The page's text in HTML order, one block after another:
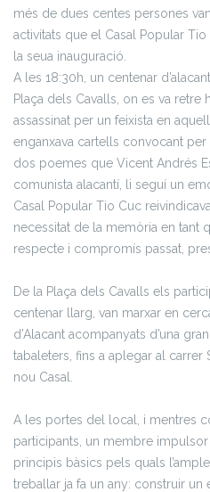
més de dues centes persones
activitats que el Casal Popular
la seua inauguració.
A les 18:30h, un centenar
Plaça dels Cavalls, on es va retre
assassinat per un feixista en
enganxava cartells convocant
dos poemes que Vicent Andrés
comunista alacantí, li seguí un
Casal Popular Tio Cuc
necessitat de la memòria en tant
respecte i compromís passat,
De la Plaça dels Cavalls els
centenar llarg, van marxar en
d’Alacant acompanyats d’una
tabaleters, fins a aplegar al carrer
nou Casal.
A les portes del local, i mentres
participants, un membre
principis bàsics pels quals
treballar ja fa un any: construir un